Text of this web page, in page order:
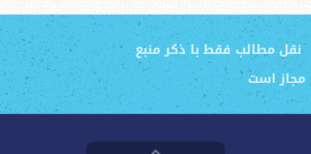
نقل مطالب فقط با ذکر منبع
مجاز است